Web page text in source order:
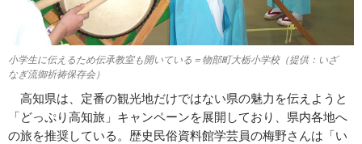
小学生に伝えるため伝承教室も開いている＝物部町大栃小学校（提供：いざ
なぎ流御祈祷保存会）
高知県は、定番の観光地だけではない県の魅力を伝えようと
「どっぷり高知旅」キャンペーンを展開しており、県内各地へ
の旅を推奨している。歴史民俗資料館学芸員の梅野さんは「い